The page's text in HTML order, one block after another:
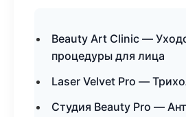
Beauty Art Clinic —
процедуры для лица
Laser Velvet Pro —
Студия Beauty Pro —